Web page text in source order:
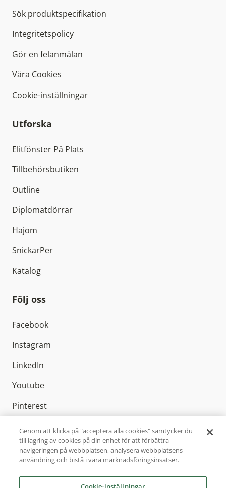
Sök produktspecifikation
Integritetspolicy
Gör en felanmälan
Våra Cookies
Cookie-inställningar
Utforska
Elitfönster På Plats
Tillbehörsbutiken
Outline
Diplomatdörrar
Hajom
SnickarPer
Katalog
Följ oss
Facebook
Instagram
LinkedIn
Youtube
Pinterest
Elitfönster AB är Sveriges ledande
fönstertillverkare med cirka 800 anställda och
Genom att klicka på "acceptera alla cookies" samtycker du
till lagring av cookies på din enhet för att förbättra
navigeringen på webbplatsen, analysera webbplatsens
användning och bistå i våra marknadsföringsinsatser.